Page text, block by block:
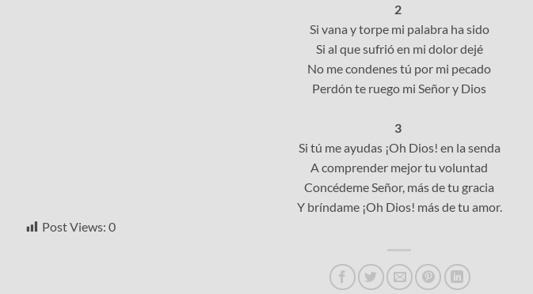
2
Si vana y torpe mi palabra ha sido
Si al que sufrió en mi dolor dejé
No me condenes tú por mi pecado
Perdón te ruego mi Señor y Dios
3
Si tú me ayudas ¡Oh Dios! en la senda
A comprender mejor tu voluntad
Concédeme Señor, más de tu gracia
Y bríndame ¡Oh Dios! más de tu amor.
Post Views: 0